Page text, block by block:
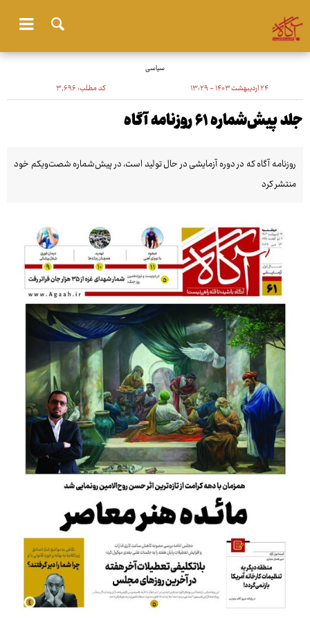
سیاسی
۲۴ اردیبهشت ۱۴۰۳ - ۱۳:۲۹ کد مطلب:۳٬۶۹۶
جلد پیش‌شماره ۶۱ روزنامه آگاه
روزنامه آگاه که در دوره آزمایشی در حال تولید است، در پیش‌شماره شصت‌ویکم خود
منتشر کرد